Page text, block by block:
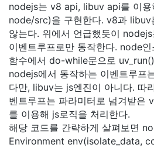
nodejs는 v8 api, libuv api를 이용
node/src)을 구현한다. v8과 libuv
않는다. 위에서 언급했듯이
이벤트루프로만 동작한다. node
함수에서 do-while문으로
nodejs에서 동작하는 이벤트루프
다만, libuv는 js엔진이 아니다. 따
벤트루프는 파라미터로 넘겨받은
를 이용해 js로직을 처리한다.
해당 코드를 간략하게 살펴보면
Environment env(isolate_data,